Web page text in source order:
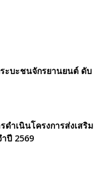
ะบะชนจักรยานยนต์ ดับ
ดำเนินโครงการส่งเสริม
ปี 2569